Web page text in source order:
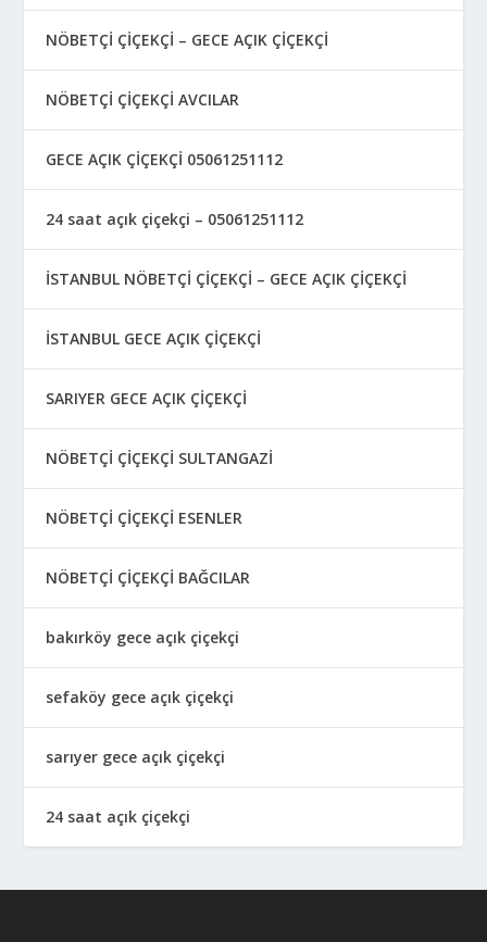
NÖBETÇİ ÇİÇEKÇİ – GECE AÇIK ÇİÇEKÇİ
NÖBETÇİ ÇİÇEKÇİ AVCILAR
GECE AÇIK ÇİÇEKÇİ 05061251112
24 saat açık çiçekçi – 05061251112
İSTANBUL NÖBETÇİ ÇİÇEKÇİ – GECE AÇIK ÇİÇEKÇİ
İSTANBUL GECE AÇIK ÇİÇEKÇİ
SARIYER GECE AÇIK ÇİÇEKÇİ
NÖBETÇİ ÇİÇEKÇİ SULTANGAZİ
NÖBETÇİ ÇİÇEKÇİ ESENLER
NÖBETÇİ ÇİÇEKÇİ BAĞCILAR
bakırköy gece açık çiçekçi
sefaköy gece açık çiçekçi
sarıyer gece açık çiçekçi
24 saat açık çiçekçi